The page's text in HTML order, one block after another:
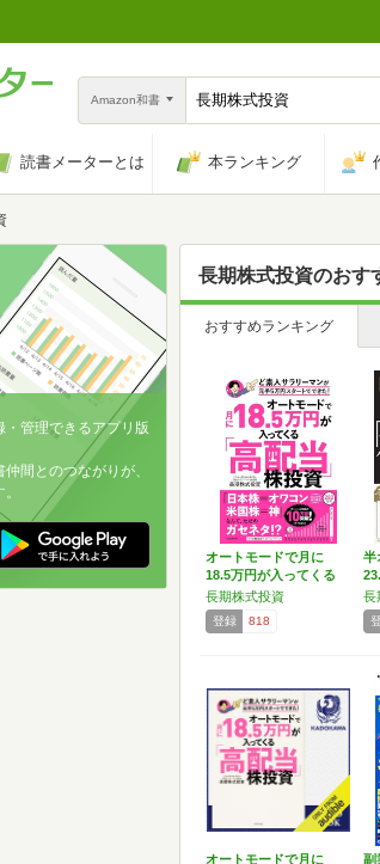
Amazon和書
読書メーターとは 本ランキング
長期株式投資のおす
おすすめランキング
オートモードで月に
18.5万円が入ってくる
「…
長期株式投資
登録 818
半
長
オートモードで月に
副
・管理できるアプリ版
間とのつながりが、